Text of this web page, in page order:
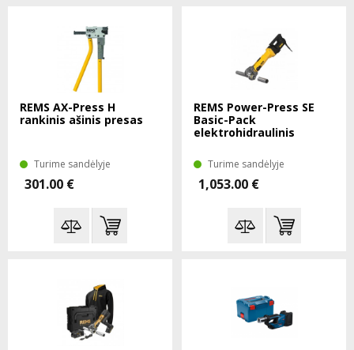
REMS AX-Press H
rankinis ašinis presas
Turime sandėlyje
301.00 €
REMS Power-Press SE
Basic-Pack
elektrohidraulinis
Turime sandėlyje
1,053.00 €